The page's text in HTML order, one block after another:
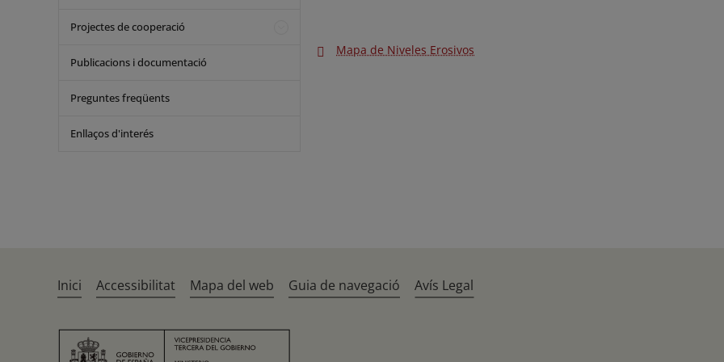
Projectes de cooperació
Publicacions i documentació
Preguntes freqüents
Enllaços d'interés
Mapa de Niveles Erosivos
Inici Accessibilitat Mapa del web Guia de navegació Avís Legal